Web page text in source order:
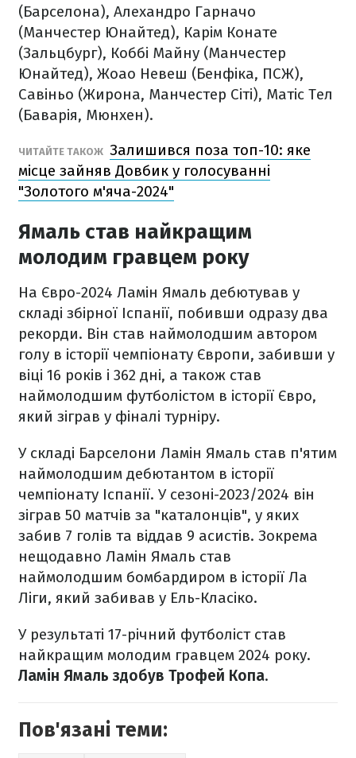
(Барселона), Алехандро Гарначо
(Манчестер Юнайтед), Карім Конате
(Зальцбург), Коббі Майну (Манчестер
Юнайтед), Жоао Невеш (Бенфіка, ПСЖ),
Савіньо (Жирона, Манчестер Сіті), Матіс Тел
(Баварія, Мюнхен).
ЧИТАЙТЕ ТАКОЖ Залишився поза топ-10: яке
місце зайняв Довбик у голосуванні
"Золотого м'яча-2024"
Ямаль став найкращим
молодим гравцем року
На Євро-2024 Ламін Ямаль дебютував у
складі збірної Іспанії, побивши одразу два
рекорди. Він став наймолодшим автором
голу в історії чемпіонату Європи, забивши у
віці 16 років і 362 дні, а також став
наймолодшим футболістом в історії Євро,
який зіграв у фіналі турніру.
У складі Барселони Ламін Ямаль став п'ятим
наймолодшим дебютантом в історії
чемпіонату Іспанії. У сезоні-2023/2024 він
зіграв 50 матчів за "каталонців", у яких
забив 7 голів та віддав 9 асистів. Зокрема
нещодавно Ламін Ямаль став
наймолодшим бомбардиром в історії Ла
Ліги, який забивав у Ель-Класіко.
У результаті 17-річний футболіст став
найкращим молодим гравцем 2024 року.
Ламін Ямаль здобув Трофей Копа.
Пов'язані теми: